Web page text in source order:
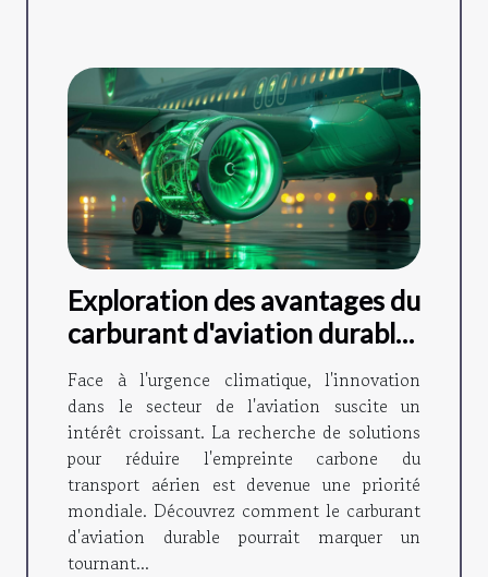
Exploration des avantages du
carburant d'aviation durable
pour l'environnement
Face à l'urgence climatique, l'innovation
dans le secteur de l'aviation suscite un
intérêt croissant. La recherche de solutions
pour réduire l'empreinte carbone du
transport aérien est devenue une priorité
mondiale. Découvrez comment le carburant
d'aviation durable pourrait marquer un
tournant...